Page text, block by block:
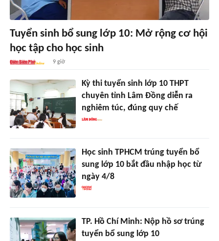
Tuyển sinh bổ sung lớp 10: Mở rộng cơ hội
học tập cho học sinh
9 giờ
Kỳ thi tuyển sinh lớp 10 THPT
chuyên tỉnh Lâm Đồng diễn ra
nghiêm túc, đúng quy chế
Học sinh TPHCM trúng tuyển bổ
sung lớp 10 bắt đầu nhập học từ
ngày 4/8
TP. Hồ Chí Minh: Nộp hồ sơ trúng
tuyển bổ sung lớp 10